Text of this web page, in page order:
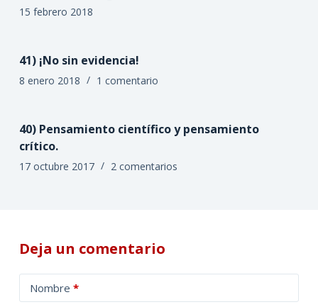
15 febrero 2018
41) ¡No sin evidencia!
8 enero 2018 1 comentario
40) Pensamiento científico y pensamiento
crítico.
17 octubre 2017 2 comentarios
Deja un comentario
Nombre *
l